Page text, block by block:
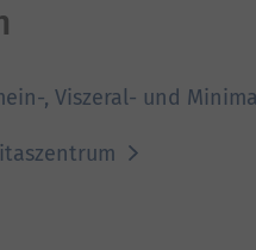
, Viszeral- und